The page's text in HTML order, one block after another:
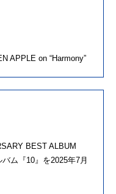
APPLE on “Harmony”
BEST ALBUM
ム『10』を2025年7月